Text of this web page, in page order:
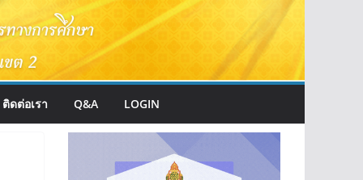
ติดต่อเรา Q&A LOGIN